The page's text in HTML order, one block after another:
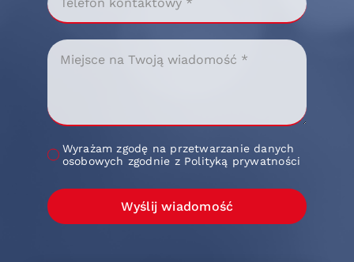
Wyrażam zgodę na przetwarzanie danych
osobowych zgodnie z Polityką prywatności
Wyślij wiadomość